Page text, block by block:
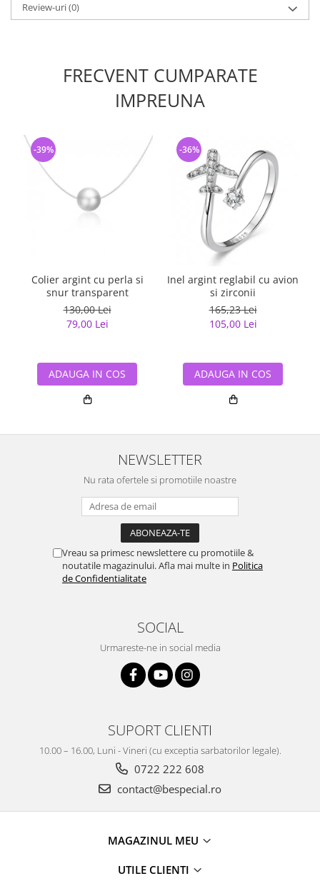
Review-uri(0)
FRECVENT CUMPARATE
IMPREUNA
Colier argint cu perla si
snur transparent
130,00 Lei
79,00 Lei
-39%
ADAUGA IN COS
Inel argint reglabil cu avion
si zirconii
165,23 Lei
105,00 Lei
-36%
ADAUGA IN COS
NEWSLETTER
Nu rata ofertele si promotiile noastre
Vreau sa primesc newslettere cu promotiile &
noutatile magazinului. Afla mai multe in Politica
de Confidentialitate
SOCIAL
Urmareste-ne in social media
SUPORT CLIENTI
10.00 – 16.00, Luni - Vineri (cu exceptia sarbatorilor legale).
0722 222 608
contact@bespecial.ro
MAGAZINUL MEU
UTILE CLIENTI